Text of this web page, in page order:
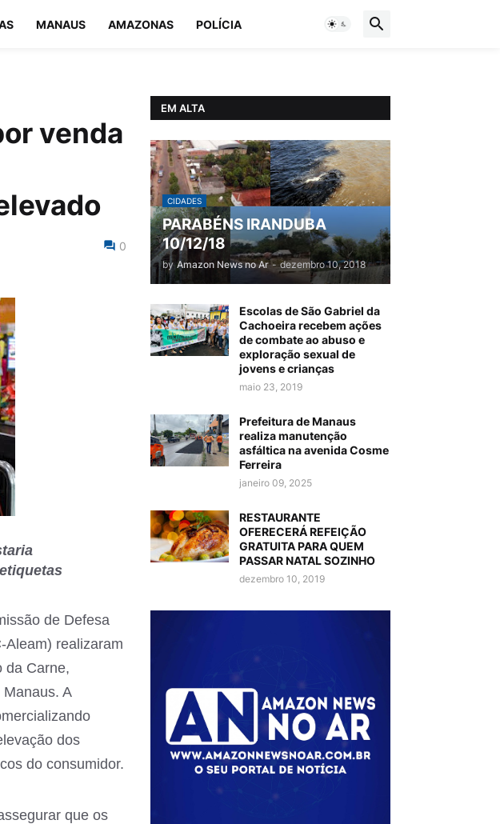
MANAUS AMAZONAS POLÍCIA
venda
0
de Defesa
Aleam) realizaram
da Carne,
A
dos
do consumidor.
que os
EM ALTA
CIDADES
PARABÉNS IRANDUBA
10/12/18
by Amazon News no Ar - dezembro 10, 2018
Escolas de São Gabriel da
Cachoeira recebem ações
de combate ao abuso e
exploração sexual de
jovens e crianças
maio 23, 2019
Prefeitura de Manaus
realiza manutenção
asfáltica na avenida Cosme
Ferreira
janeiro 09, 2025
RESTAURANTE
OFERECERÁ REFEIÇÃO
GRATUITA PARA QUEM
PASSAR NATAL SOZINHO
dezembro 10, 2019